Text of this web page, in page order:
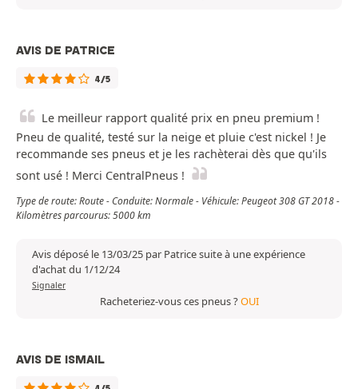
AVIS DE PATRICE
4/5
Le meilleur rapport qualité prix en pneu premium !
Pneu de qualité, testé sur la neige et pluie c'est nickel ! Je
recommande ses pneus et je les rachèterai dès que qu'ils
sont usé ! Merci CentralPneus !
Type de route: Route - Conduite: Normale - Véhicule: Peugeot 308 GT 2018 -
Kilomètres parcourus: 5000 km
Avis déposé le 13/03/25 par Patrice suite à une expérience
d'achat du 1/12/24
Signaler
Racheteriez-vous ces pneus ?OUI
AVIS DE ISMAIL